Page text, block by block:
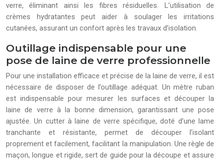
verre, éliminant ainsi les fibres résiduelles. L’utilisation de
crèmes hydratantes peut aider à soulager les irritations
cutanées, assurant un confort après les travaux d’isolation.
Outillage indispensable pour une
pose de laine de verre professionnelle
Pour une installation efficace et précise de la laine de verre, il est
nécessaire de disposer de l’outillage adéquat. Un mètre ruban
est indispensable pour mesurer les surfaces et découper la
laine de verre à la bonne dimension, garantissant une pose
ajustée. Un cutter à laine de verre spécifique, doté d’une lame
tranchante et résistante, permet de découper l’isolant
proprement et facilement, facilitant la manipulation. Une règle de
maçon, longue et rigide, sert de guide pour la découpe et assure